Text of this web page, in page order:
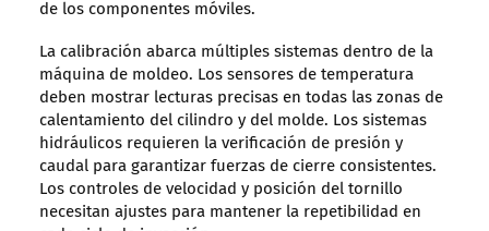
de los componentes móviles.
La calibración abarca múltiples sistemas dentro de la
máquina de moldeo. Los sensores de temperatura
deben mostrar lecturas precisas en todas las zonas de
calentamiento del cilindro y del molde. Los sistemas
hidráulicos requieren la verificación de presión y
caudal para garantizar fuerzas de cierre consistentes.
Los controles de velocidad y posición del tornillo
necesitan ajustes para mantener la repetibilidad en